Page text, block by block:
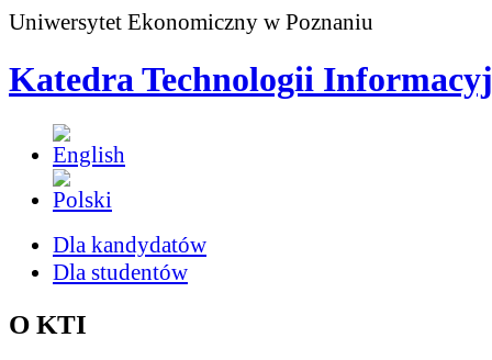
Uniwersytet Ekonomiczny w Poznaniu
Katedra Technologii
Dla kandydatów
Dla studentów
O KTI